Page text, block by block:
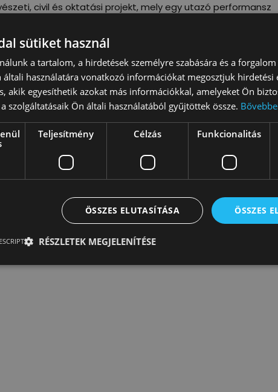
civil és oktatási projekt, mely egy utazó performansz
a Valyo bedolgozott, a hajó installációinak
tenger felé és 40 napon át csorgott a Dunán, 37 városban
A Duna-parti megállóknál workshopokon lehetett
a vízminőség megjelenésével kísérleteztek a magas
az érthetőség kérdéseit is feszegették. A hajóra készített
kigördíthető volt a hajóról a partra, melyen anno a
sütiket használ
a tartalom, a hirdetések személyre szabására és a forgalom
általi használatára vonatkozó információkat megosztjuk hirdetési
akik egyesíthetik azokat más információkkal, amelyeket Ön
szolgáltatásaik Ön általi használatából gyűjtöttek össze.
Teljesítmény Célzás Funkcionalitás
ÖSSZES
ÖSSZES ELUTASÍTÁSA
RÉSZLETEK MEGJELENÍTÉSE